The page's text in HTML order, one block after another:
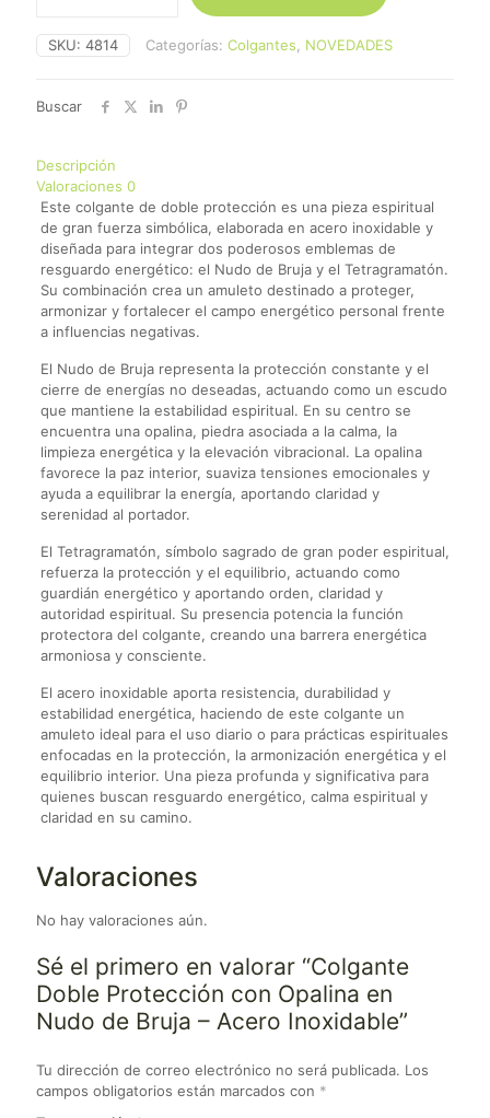
con
Opalina
de
-
Acero
Inoxidable
cantidad
SKU: 4814 Categorías: Colgantes NOVEDADES
Buscar
Descripción
Valoraciones 0
Este colgante de doble protección es una pieza espiritual
de gran fuerza simbólica, elaborada en acero inoxidable y
diseñada para integrar dos poderosos emblemas de
resguardo energético: el Nudo de Bruja y el Tetragramatón.
Su combinación crea un amuleto destinado a proteger,
armonizar y fortalecer el campo energético personal frente
a influencias negativas.
El Nudo de Bruja representa la protección constante y el
cierre de energías no deseadas, actuando como un escudo
que mantiene la estabilidad espiritual. En su centro se
encuentra una opalina, piedra asociada a la calma, la
limpieza energética y la elevación vibracional. La opalina
favorece la paz interior, suaviza tensiones emocionales y
ayuda a equilibrar la energía, aportando claridad y
serenidad al portador.
El Tetragramatón, símbolo sagrado de gran poder espiritual,
refuerza la protección y el equilibrio, actuando como
guardián energético y aportando orden, claridad y
autoridad espiritual. Su presencia potencia la función
protectora del colgante, creando una barrera energética
armoniosa y consciente.
El acero inoxidable aporta resistencia, durabilidad y
estabilidad energética, haciendo de este colgante un
amuleto ideal para el uso diario o para prácticas espirituales
enfocadas en la protección, la armonización energética y el
equilibrio interior. Una pieza profunda y significativa para
quienes buscan resguardo energético, calma espiritual y
claridad en su camino.
Valoraciones
No hay valoraciones aún.
Sé el primero en valorar “Colgante
Doble Protección con Opalina en
Nudo de Bruja – Acero Inoxidable”
Tu dirección de correo electrónico no será publicada. Los
campos obligatorios están marcados con *